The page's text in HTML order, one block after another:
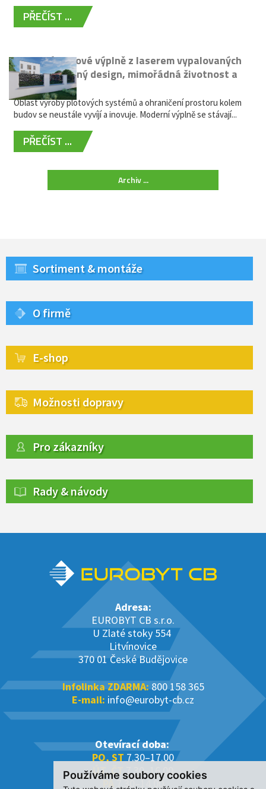
Používáme soubory cookies
PŘEČÍST ...
Moderní plotové výplně z laserem vypalovaných
kovů: výjimečný design, mimořádná životnost a
žádná údržba
Oblast výroby plotových systémů a ohraničení prostoru kolem
budov se neustále vyvíjí a inovuje. Moderní výplně se stávají...
PŘEČÍST ...
Archiv ...
Sortiment & montáže
O firmě
E-shop
Možnosti dopravy
Pro zákazníky
Rady & návody
Adresa:
EUROBYT CB s.r.o.
U Zlaté stoky 554
Litvínovice
370 01 České Budějovice
Infolinka ZDARMA:800 158 365
E-mail: info@eurobyt-cb.cz
Otevírací doba:
PO, ST 7.30–17.00
ÚT, ČT7.30–16.00
PÁ7.30–14.00